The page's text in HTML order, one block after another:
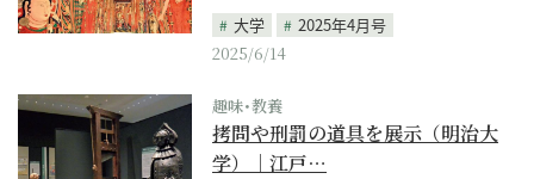
大学
2025年4月号
2025/6/14
趣味･教養
拷問や刑罰の道具を展示（明治大
学）｜江戸…